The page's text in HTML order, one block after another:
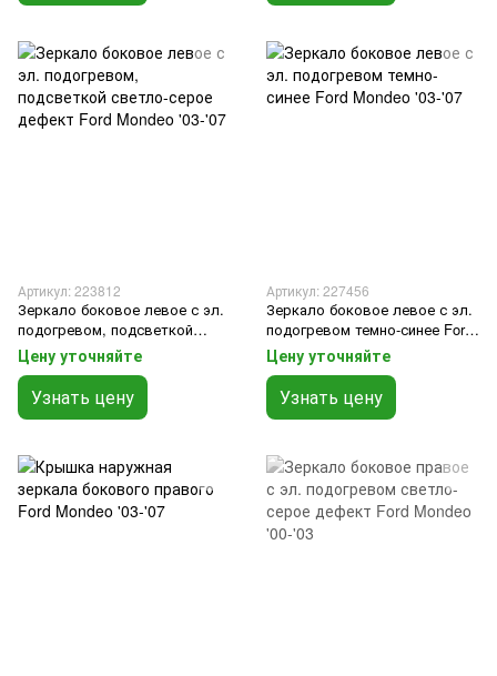
Артикул: 223812
Зеркало боковое левое с эл.
подогревом, подсветкой
светло-серое дефект Ford
Mondeo '03-'07
Цену уточняйте
Узнать цену
Артикул: 227456
Зеркало боковое левое с эл.
подогревом темно-синее Ford
Mondeo '03-'07
Цену уточняйте
Узнать цену